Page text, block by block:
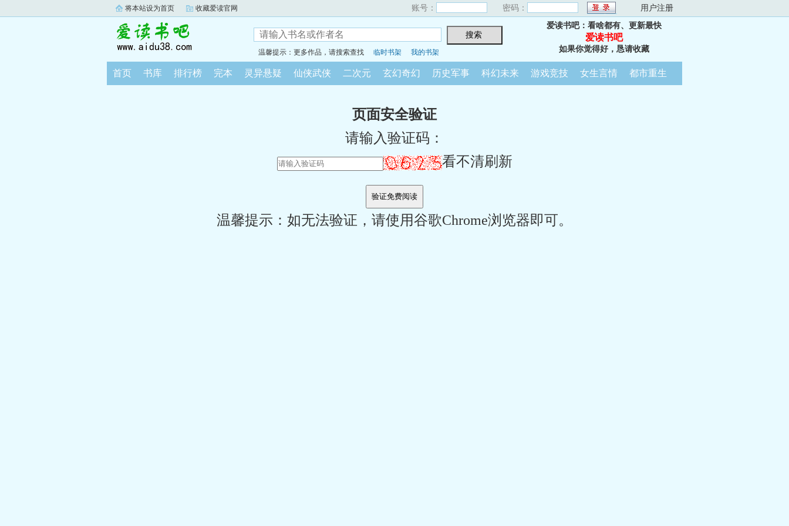
将本站设为首页 收藏爱读官网 账号： 密码： 用户注册
温馨提示：更多作品，请搜索查找 临时书架 我的书架
爱读书吧：看啥都有、更新最快
爱读书吧
如果你觉得好，恳请收藏
首页 书库 排行榜 完本 灵异悬疑 仙侠武侠 二次元 玄幻奇幻 历史军事 科幻未来 游戏竞技 女生言情 都市重生
页面安全验证
请输入验证码：
看不清刷新
温馨提示：如无法验证，请使用谷歌Chrome浏览器即可。